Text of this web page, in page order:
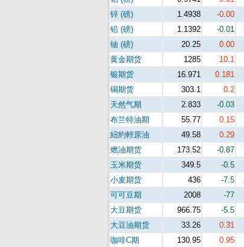
锌 (磅)
1.4938 -0.00
铅 (磅)
1.1392 -0.01
铀 (磅)
20.25 0.00
黄金期货
1285 10.1
银期货
16.971 0.181
铜期货
303.1 0.2
天然气期
2.833 -0.03
布兰特油期
55.77 0.15
紐約輕原油
49.58 0.29
燃油期货
173.52 -0.87
玉米期货
349.5 -0.5
小麦期货
436 -7.5
可可豆期
2008 -77
大豆期货
966.75 -5.5
大豆油期货
33.26 0.31
咖啡C期
130.95 0.95